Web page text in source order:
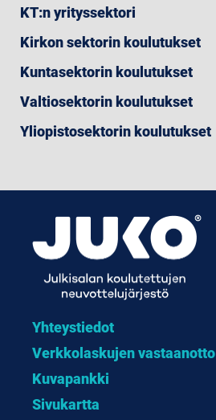
KT:n yrityssektori
Kirkon sektorin koulutukset
Kuntasektorin koulutukset
Valtiosektorin koulutukset
Yliopistosektorin koulutukset
Yhteystiedot
Verkkolaskujen vastaanotto
Kuvapankki
Sivukartta